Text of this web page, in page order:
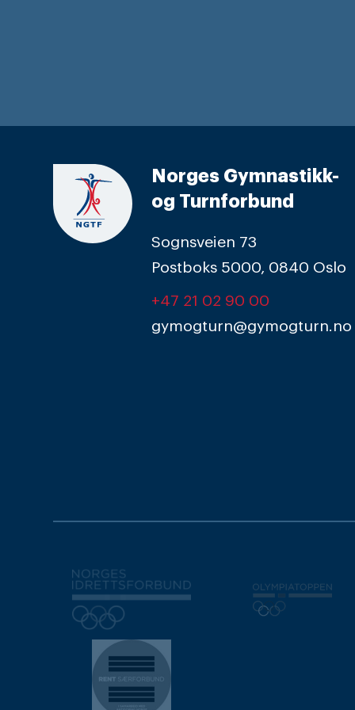
Norges Gymnastikk-
og Turnforbund
Sognsveien 73
Postboks 5000, 0840 Oslo
+47 21 02 90 00
gymogturn@gymogturn.no